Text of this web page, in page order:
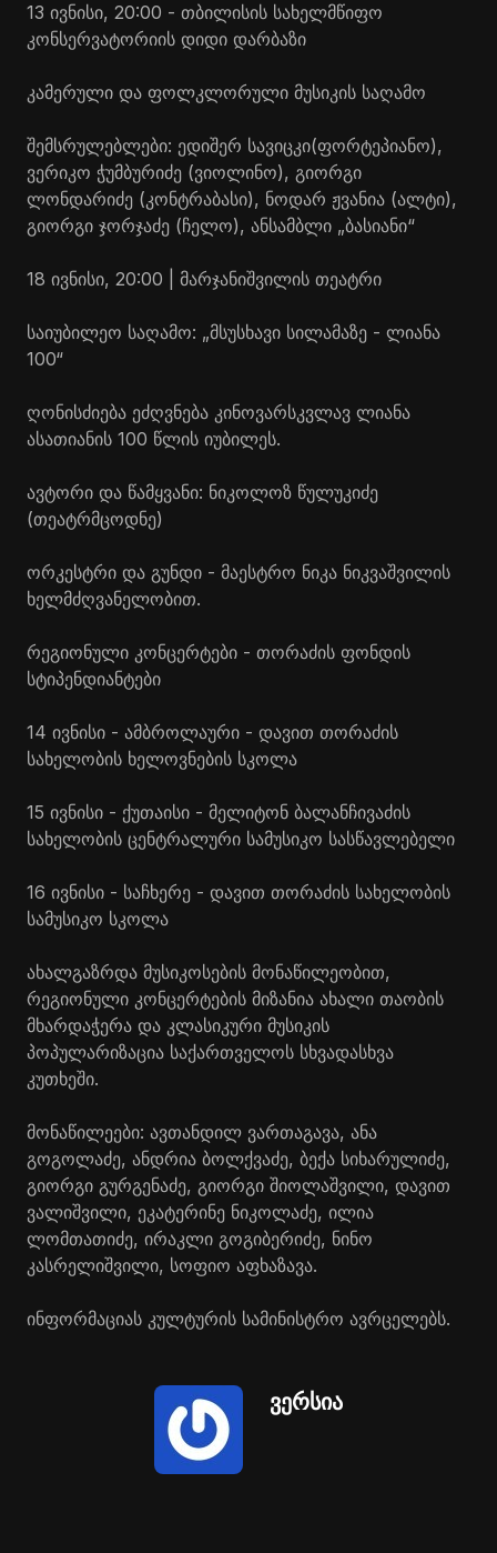
13 ივნისი, 20:00 - თბილისის სახელმწიფო
კონსერვატორიის დიდი დარბაზი
კამერული და ფოლკლორული მუსიკის საღამო
შემსრულებლები: ედიშერ სავიცკი(ფორტეპიანო),
ვერიკო ჭუმბურიძე (ვიოლინო), გიორგი
ლონდარიძე (კონტრაბასი), ნოდარ ჟვანია (ალტი),
გიორგი ჯორჯაძე (ჩელო), ანსამბლი „ბასიანი“
18 ივნისი, 20:00 | მარჯანიშვილის თეატრი
საიუბილეო საღამო: „მსუსხავი სილამაზე - ლიანა
100“
ღონისძიება ეძღვნება კინოვარსკვლავ ლიანა
ასათიანის 100 წლის იუბილეს.
ავტორი და წამყვანი: ნიკოლოზ წულუკიძე
(თეატრმცოდნე)
ორკესტრი და გუნდი - მაესტრო ნიკა ნიკვაშვილის
ხელმძღვანელობით.
რეგიონული კონცერტები - თორაძის ფონდის
სტიპენდიანტები
14 ივნისი - ამბროლაური - დავით თორაძის
სახელობის ხელოვნების სკოლა
15 ივნისი - ქუთაისი - მელიტონ ბალანჩივაძის
სახელობის ცენტრალური სამუსიკო სასწავლებელი
16 ივნისი - საჩხერე - დავით თორაძის სახელობის
სამუსიკო სკოლა
ახალგაზრდა მუსიკოსების მონაწილეობით,
რეგიონული კონცერტების მიზანია ახალი თაობის
მხარდაჭერა და კლასიკური მუსიკის
პოპულარიზაცია საქართველოს სხვადასხვა
კუთხეში.
მონაწილეები: ავთანდილ ვართაგავა, ანა
გოგოლაძე, ანდრია ბოლქვაძე, ბექა სიხარულიძე,
გიორგი გურგენაძე, გიორგი შიოლაშვილი, დავით
ვალიშვილი, ეკატერინე ნიკოლაძე, ილია
ლომთათიძე, ირაკლი გოგიბერიძე, ნინო
კასრელიშვილი, სოფიო აფხაზავა.
ინფორმაციას კულტურის სამინისტრო ავრცელებს.
ვერსია